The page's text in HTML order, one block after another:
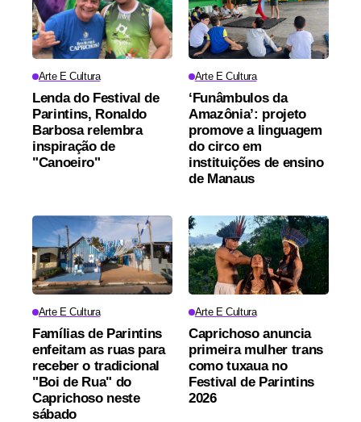
Arte E Cultura
Lenda do Festival de
Parintins, Ronaldo
Barbosa relembra
inspiração de
"Canoeiro"
Arte E Cultura
‘Funâmbulos da
Amazônia’: projeto
promove a linguagem
do circo em
instituições de ensino
de Manaus
Arte E Cultura
Famílias de Parintins
enfeitam as ruas para
receber o tradicional
"Boi de Rua" do
Caprichoso neste
sábado
Arte E Cultura
Caprichoso anuncia
primeira mulher trans
como tuxaua no
Festival de Parintins
2026